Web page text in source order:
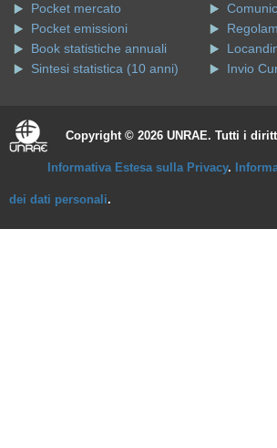
Pocket mercato
Pocket emissioni
Book statistiche annuali
Sintesi statistica (10 anni)
Invio
Copyright © 2026 UNRAE. Tutti i
Informativa Estesa sulla Privacy.
dei dati personali.